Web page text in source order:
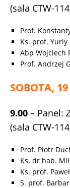
(sala CTW-
Prof.
Ks. prof.
Abp Wojciech
Prof. Andrzej
SOBOTA,
9.00 – Panel:
(sala CTW-
Prof. Piotr
Ks. dr hab.
Ks. prof.
S. prof.